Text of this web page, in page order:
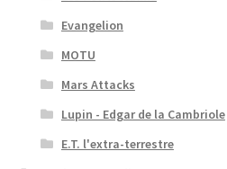
Evangelion
MOTU
Mars Attacks
Lupin - Edgar de la Cambriole
E.T. l'extra-terrestre